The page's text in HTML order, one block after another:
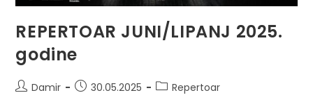
REPERTOAR JUNI/LIPANJ 2025.
godine
PostDamir
Post30.05.2025
PostRepertoar